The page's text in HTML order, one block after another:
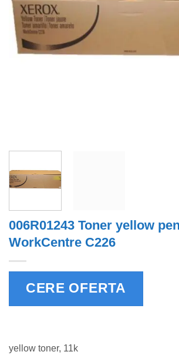
006R01243 Toner yellow
WorkCentre C226
CERE OFERTA
yellow toner, 11k